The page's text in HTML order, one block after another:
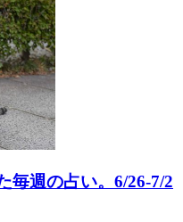
毎週の占い。6/26-7/2